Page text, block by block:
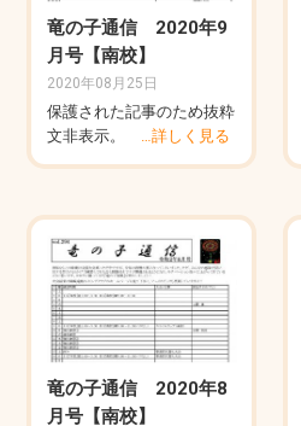
竜の子通信 2020年9
月号【南校】
2020年08月25日
保護された記事のため抜粋
文非表示。 …詳しく見る
竜の子通信 2020年8
月号【南校】